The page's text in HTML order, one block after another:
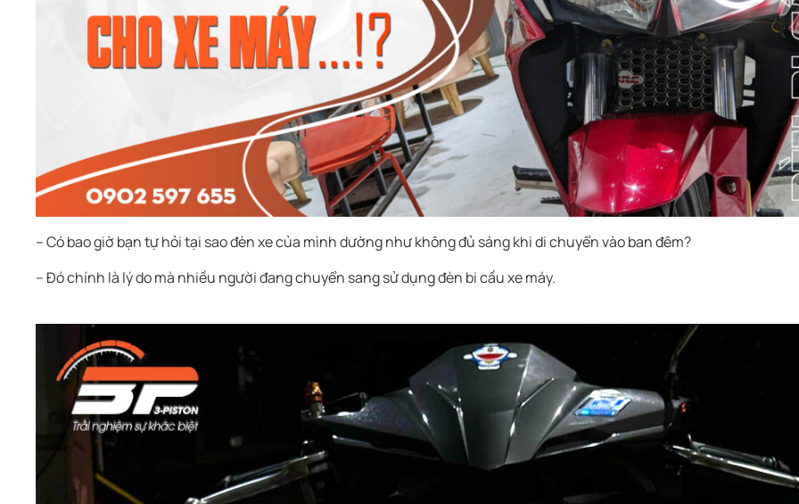
– Có bao giờ bạn tự hỏi tại sao đèn xe của mình dường như không đủ sáng khi di chuyển vào ban đêm?
– Đó chính là lý do mà nhiều người đang chuyển sang sử dụng đèn bi cầu xe máy.